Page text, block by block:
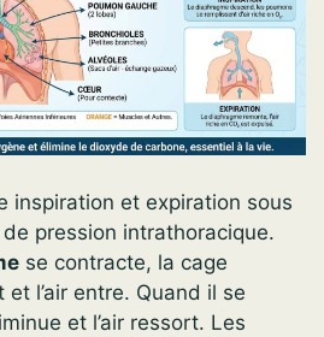
inspiration et expiration sous
pression intrathoracique.
se contracte, la cage
et l’air entre. Quand il se
et l’air ressort. Les